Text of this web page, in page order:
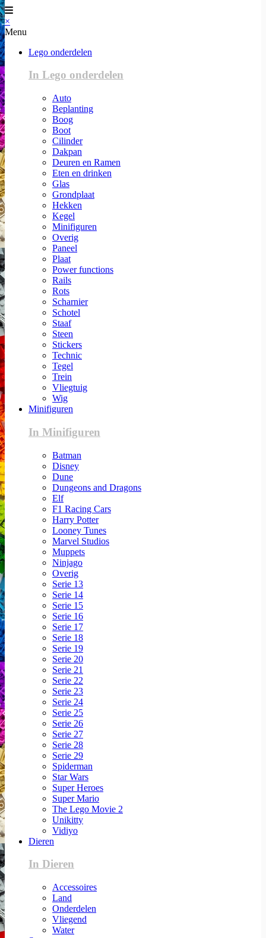
×
Menu
Lego onderdelen
In Lego onderdelen
Auto
Beplanting
Boog
Boot
Cilinder
Dakpan
Deuren en Ramen
Eten en drinken
Glas
Grondplaat
Hekken
Kegel
Minifiguren
Overig
Paneel
Plaat
Power functions
Rails
Rots
Scharnier
Schotel
Staaf
Steen
Stickers
Technic
Tegel
Trein
Vliegtuig
Wig
Minifiguren
In Minifiguren
Batman
Disney
Dune
Dungeons and Dragons
Elf
F1 Racing Cars
Harry Potter
Looney Tunes
Marvel Studios
Muppets
Ninjago
Overig
Serie 13
Serie 14
Serie 15
Serie 16
Serie 17
Serie 18
Serie 19
Serie 20
Serie 21
Serie 22
Serie 23
Serie 24
Serie 25
Serie 26
Serie 27
Serie 28
Serie 29
Spiderman
Star Wars
Super Heroes
Super Mario
The Lego Movie 2
Unikitty
Vidiyo
Dieren
In Dieren
Accessoires
Land
Onderdelen
Vliegend
Water